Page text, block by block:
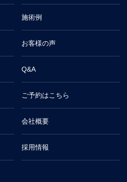
施術例
お客様の声
Q&A
ご予約はこちら
会社概要
採用情報